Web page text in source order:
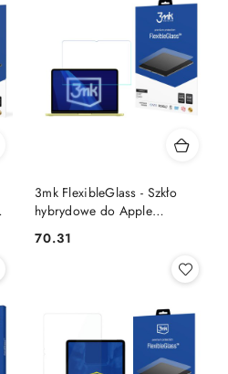
3mk FlexibleGlass - Szkło
hybrydowe do Apple
MacBook Neo (A18 Pro) 3mk
Cena:
70.31